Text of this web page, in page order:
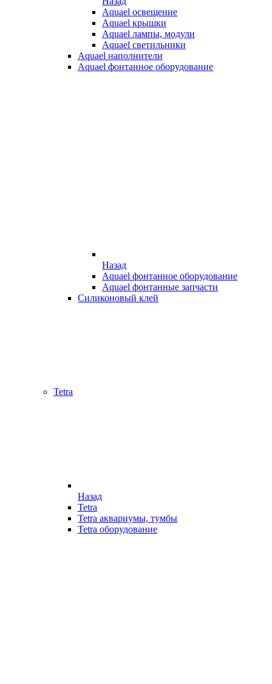
Aquael освещение
Aquael крышки
Aquael лампы, модули
Aquael светильники
Aquael наполнители
Aquael фонтанное оборудование
Назад
Aquael фонтанное оборудование
Aquael фонтанные запчасти
Силиконовый клей
Tetra
Назад
Tetra
Tetra аквариумы, тумбы
Tetra оборудование